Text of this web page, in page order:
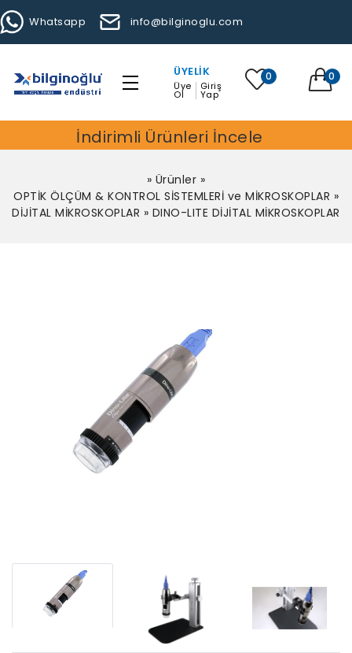
Whatsapp info@bilginoglu.com
ÜYELIK
Üye
Ol
Giriş
Yap
0 0
İndirimli Ürünleri İncele
» Ürünler »
OPTİK ÖLÇÜM & KONTROL SİSTEMLERİ ve MİKROSKOPLAR »
DİJİTAL MİKROSKOPLAR » DINO-LITE DİJİTAL MİKROSKOPLAR